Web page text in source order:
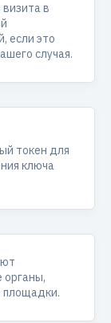
в
если это
случая.
токен для
ключа
органы,
площадки.